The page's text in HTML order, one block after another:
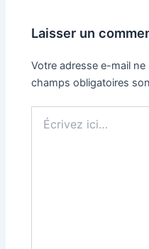
Laisser un
Votre adresse e-mail ne
champs obligatoires
ici…